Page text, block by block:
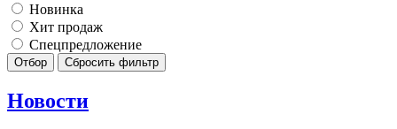
Новинка
Хит продаж
Спецпредложение
Отбор Сбросить фильтр
Новости